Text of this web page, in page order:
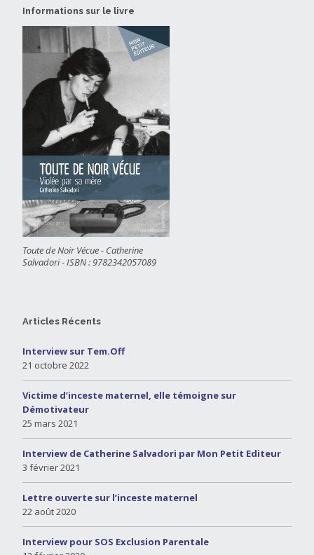
Informations sur le livre
Toute de Noir Vécue - Catherine
Salvadori - ISBN : 9782342057089
Articles Récents
Interview sur Tem.Off
21 octobre 2022
Victime d’inceste maternel, elle témoigne sur
Démotivateur
25 mars 2021
Interview de Catherine Salvadori par Mon Petit Editeur
3 février 2021
Lettre ouverte sur l’inceste maternel
22 août 2020
Interview pour SOS Exclusion Parentale